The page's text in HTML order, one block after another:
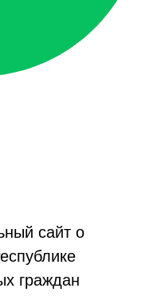
сайт о
граждан